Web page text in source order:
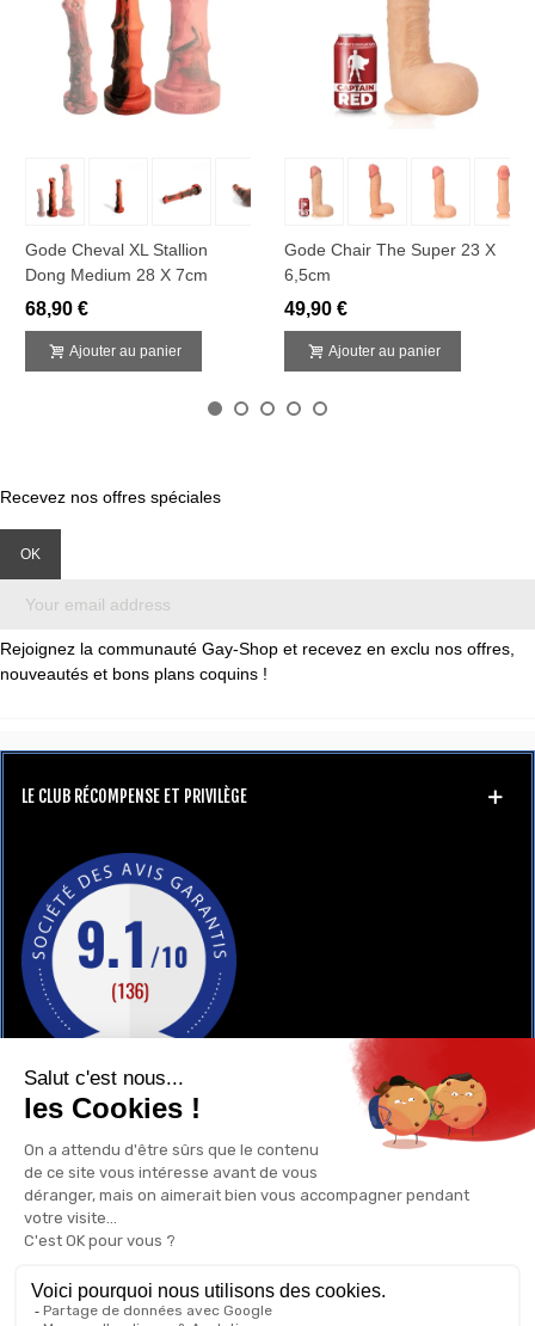
Gode Cheval XL Stallion
Dong Medium 28 X 7cm
68,90 €
Ajouter au panier
Gode Chair The Super 23 X
6,5cm
49,90 €
Ajouter au panier
Recevez nos offres spéciales
Rejoignez la communauté Gay-Shop et recevez en exclu nos offres,
nouveautés et bons plans coquins !
LE CLUB RÉCOMPENSE ET PRIVILÈGE
UN RENSEIGNEMENT ?
POURQUOI ACHETER CHEZ NOUS ?